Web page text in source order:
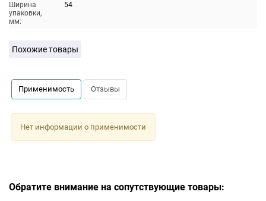
Ширина
упаковки,
мм:
54
Похожие товары
Применимость Отзывы
Нет информации о применимости
Обратите внимание на сопутствующие товары: